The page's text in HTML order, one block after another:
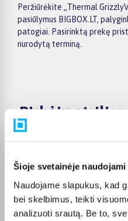
Šioje svetainėje
Naudojame slapukus, kad
bei skelbimus, teikti
analizuoti srautą. Be to,
Peržiūrėkite „Thermal
pasiūlymus BIGBOX.LT,
patogiai. Pasirinktą prekę
nurodytą terminą.
Pirkėjų
Danutė G.